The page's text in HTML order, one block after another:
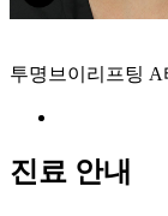
투명브이리프팅 A
진료 안내